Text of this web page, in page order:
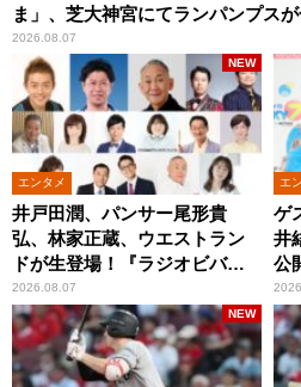
ま」、芝大神宮にてランパンプスが
2026.08.07
エンタメ
井戸田潤、パンサー尾形貴
弘、林家正蔵、ウエストラン
ドが生登場！『ラジオビバリ
ー昼ズ』
2026.08.07
NEW
エ
ゲ
井
公
NEW